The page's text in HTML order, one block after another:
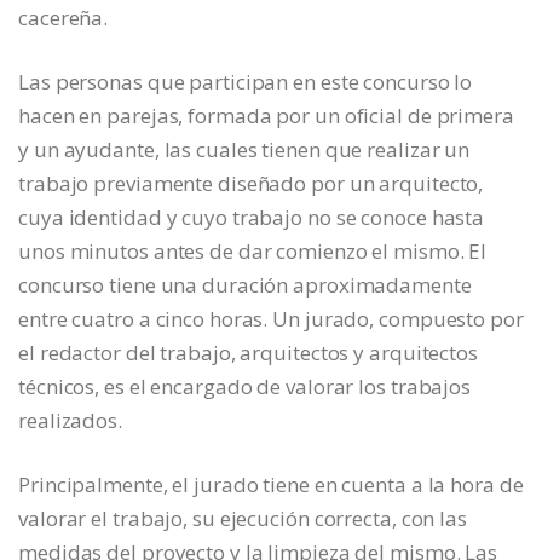
cacereña.
Las personas que participan en este concurso lo
hacen en parejas, formada por un oficial de primera
y un ayudante, las cuales tienen que realizar un
trabajo previamente diseñado por un arquitecto,
cuya identidad y cuyo trabajo no se conoce hasta
unos minutos antes de dar comienzo el mismo. El
concurso tiene una duración aproximadamente
entre cuatro a cinco horas. Un jurado, compuesto por
el redactor del trabajo, arquitectos y arquitectos
técnicos, es el encargado de valorar los trabajos
realizados.
Principalmente, el jurado tiene en cuenta a la hora de
valorar el trabajo, su ejecución correcta, con las
medidas del proyecto y la limpieza del mismo. Las